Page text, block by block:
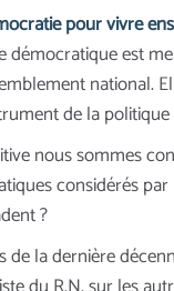
pour vivre
démocratique est
national.
de la
nous sommes
considérés
?
de la dernière